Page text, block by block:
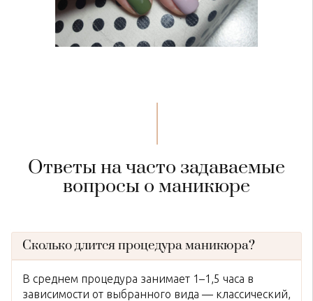
Ответы на часто задаваемые
вопросы о маникюре
Сколько длится процедура маникюра?
В среднем процедура занимает 1–1,5 часа в
зависимости от выбранного вида — классический,